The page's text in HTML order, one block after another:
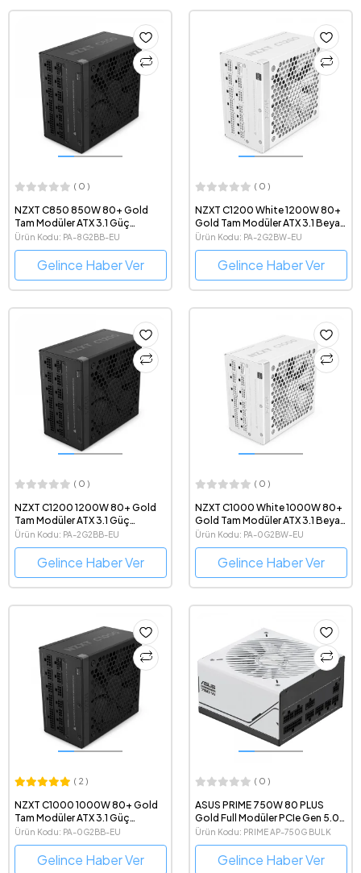
( 0 )
NZXT C850 850W 80+ Gold
Tam Modüler ATX 3.1 Güç
Kaynağı
Ürün Kodu: PA-8G2BB-EU
Gelince Haber Ver
( 0 )
NZXT C1200 White 1200W 80+
Gold Tam Modüler ATX 3.1 Beyaz
Güç Kaynağı
Ürün Kodu: PA-2G2BW-EU
Gelince Haber Ver
( 0 )
NZXT C1200 1200W 80+ Gold
Tam Modüler ATX 3.1 Güç
Kaynağı
Ürün Kodu: PA-2G2BB-EU
Gelince Haber Ver
( 0 )
NZXT C1000 White 1000W 80+
Gold Tam Modüler ATX 3.1 Beyaz
Güç Kaynağı
Ürün Kodu: PA-0G2BW-EU
Gelince Haber Ver
( 2 )
NZXT C1000 1000W 80+ Gold
Tam Modüler ATX 3.1 Güç
Kaynağı
Ürün Kodu: PA-0G2BB-EU
Gelince Haber Ver
( 0 )
ASUS PRIME 750W 80 PLUS
Gold Full Modüler PCIe Gen 5.0
ATX 3.0 Uyumlu Gaming Bulk
Power Supply
Ürün Kodu: PRIME AP-750G BULK
Gelince Haber Ver